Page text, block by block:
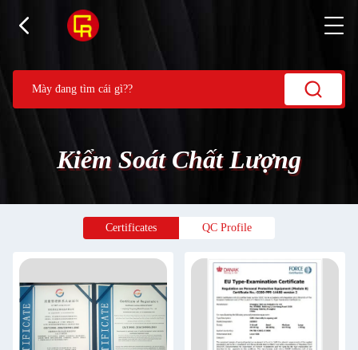
Kiểm Soát Chất Lượng
Certificates QC Profile